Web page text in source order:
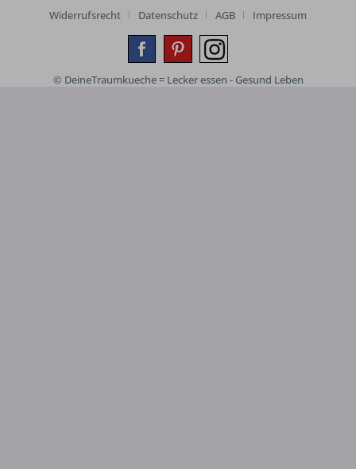
Widerrufsrecht
Datenschutz AGB Impressum
© DeineTraumkueche = Lecker essen - Gesund Leben